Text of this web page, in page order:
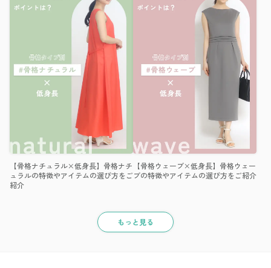
【骨格ナチュラル×低身長】骨格ナチ
ュラルの特徴やアイテムの選び方をご
紹介
【骨格ウェーブ×低身長】骨格ウェー
ブの特徴やアイテムの選び方をご紹介
もっと見る